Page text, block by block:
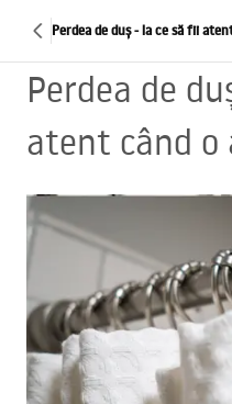
Perdea de duș - la ce să fii
Perdea de
atent când o